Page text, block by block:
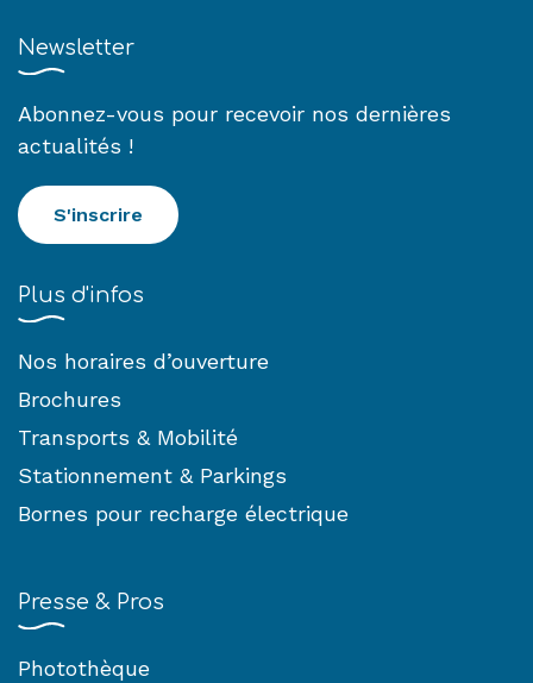
Newsletter
Abonnez-vous pour recevoir nos dernières
actualités !
S'inscrire
Plus d'infos
Nos horaires d’ouverture
Brochures
Transports & Mobilité
Stationnement & Parkings
Bornes pour recharge électrique
Presse & Pros
Photothèque